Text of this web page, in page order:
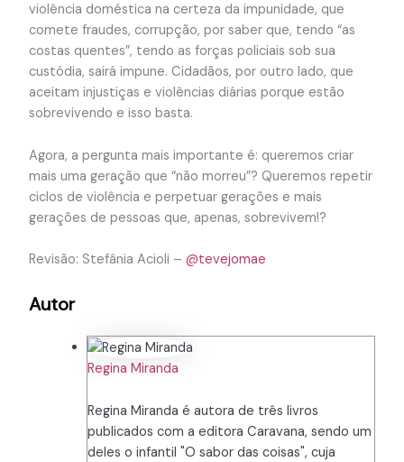
violência doméstica na certeza da impunidade, que
comete fraudes, corrupção, por saber que, tendo “as
costas quentes”, tendo as forças policiais sob sua
custódia, sairá impune. Cidadãos, por outro lado, que
aceitam injustiças e violências diárias porque estão
sobrevivendo e isso basta.
Agora, a pergunta mais importante é: queremos criar
mais uma geração que “não morreu”? Queremos repetir
ciclos de violência e perpetuar gerações e mais
gerações de pessoas que, apenas, sobrevivem!?
Revisão: Stefânia Acioli – @tevejomae
Autor
Regina Miranda
Regina Miranda é autora de três livros
publicados com a editora Caravana, sendo um
deles o infantil "O sabor das coisas", cuja